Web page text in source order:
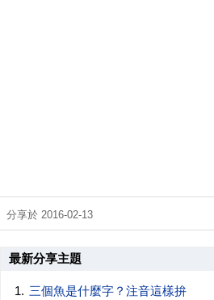
分享於 2016-02-13
最新分享主題
三個魚是什麼字？注音這樣拚